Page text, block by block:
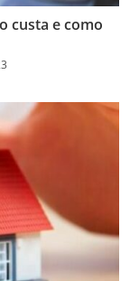
custa e como